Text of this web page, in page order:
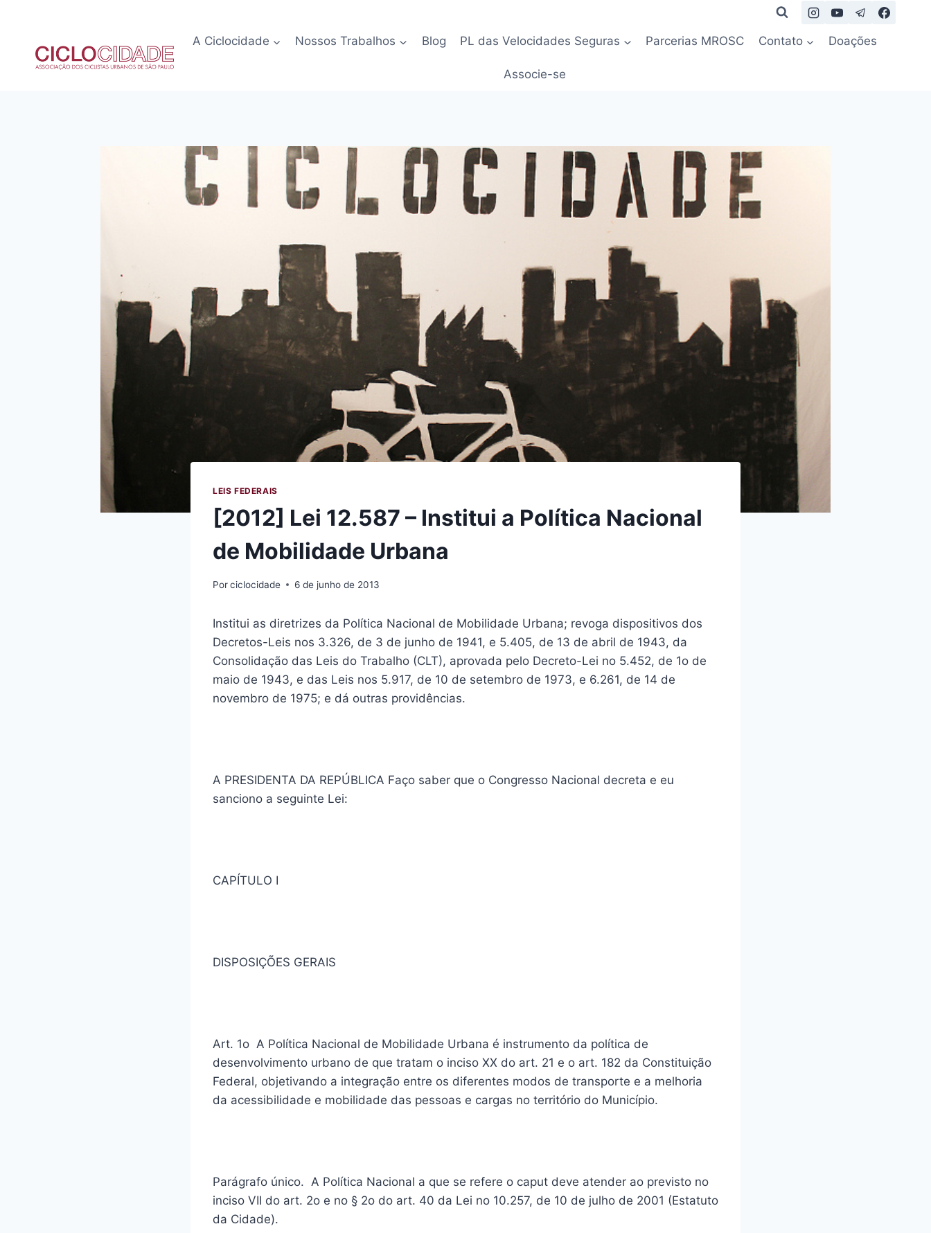
Conteúdo
A Ciclocidade Nossos Trabalhos Blog PL das Velocidades Seguras Parcerias MROSC Contato Doações
Associe-se
LEIS FEDERAIS
[2012] Lei 12.587 – Institui a Política Nacional
de Mobilidade Urbana
Porciclocidade 6 de junho de 2013
Institui as diretrizes da Política Nacional de Mobilidade Urbana; revoga dispositivos dos
Decretos-Leis nos 3.326, de 3 de junho de 1941, e 5.405, de 13 de abril de 1943, da
Consolidação das Leis do Trabalho (CLT), aprovada pelo Decreto-Lei no 5.452, de 1o de
maio de 1943, e das Leis nos 5.917, de 10 de setembro de 1973, e 6.261, de 14 de
novembro de 1975; e dá outras providências.
A PRESIDENTA DA REPÚBLICA Faço saber que o Congresso Nacional decreta e eu
sanciono a seguinte Lei:
CAPÍTULO I
DISPOSIÇÕES GERAIS
Art. 1o A Política Nacional de Mobilidade Urbana é instrumento da política de
desenvolvimento urbano de que tratam o inciso XX do art. 21 e o art. 182 da Constituição
Federal, objetivando a integração entre os diferentes modos de transporte e a melhoria
da acessibilidade e mobilidade das pessoas e cargas no território do Município.
Parágrafo único. A Política Nacional a que se refere o caput deve atender ao previsto no
inciso VII do art. 2o e no § 2o do art. 40 da Lei no 10.257, de 10 de julho de 2001 (Estatuto
da Cidade).